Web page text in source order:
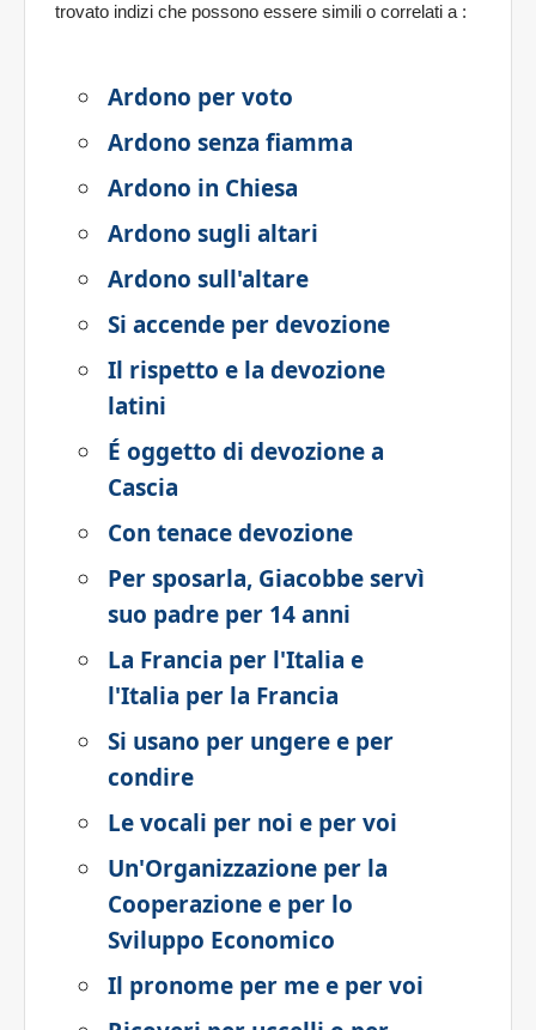
trovato indizi che possono essere simili o correlati a :
Ardono per voto
Ardono senza fiamma
Ardono in Chiesa
Ardono sugli altari
Ardono sull'altare
Si accende per devozione
Il rispetto e la devozione
latini
É oggetto di devozione a
Cascia
Con tenace devozione
Per sposarla, Giacobbe servì
suo padre per 14 anni
La Francia per l'Italia e
l'Italia per la Francia
Si usano per ungere e per
condire
Le vocali per noi e per voi
Un'Organizzazione per la
Cooperazione e per lo
Sviluppo Economico
Il pronome per me e per voi